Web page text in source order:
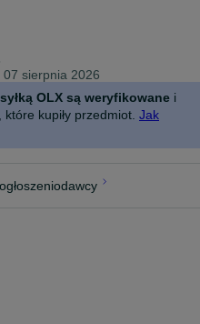
Nm,
niedostępny na rynku polskim.
:
sierpnia 2026
OLX są weryfikowane i
kupiły przedmiot. Jak